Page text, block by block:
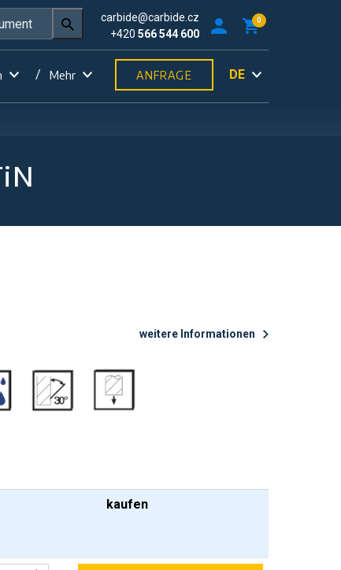
carbide@carbide.cz
+420 566 544 600
0
Mehr ANFRAGE DE
weitere Informationen
kaufen